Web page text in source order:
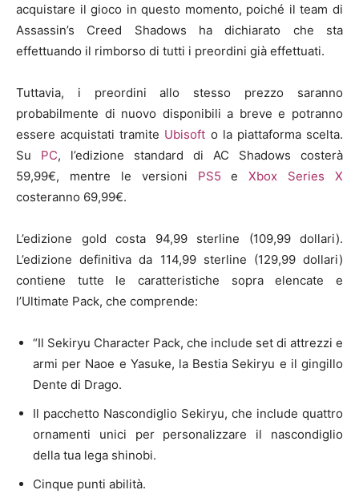
acquistare il gioco in questo momento, poiché il team di
Assassin’s Creed Shadows ha dichiarato che sta
effettuando il rimborso di tutti i preordini già effettuati.
Tuttavia, i preordini allo stesso prezzo saranno
probabilmente di nuovo disponibili a breve e potranno
essere acquistati tramite Ubisoft o la piattaforma scelta.
Su PC, l’edizione standard di AC Shadows costerà
59,99€, mentre le versioni PS5 eXbox Series X
costeranno 69,99€.
L’edizione gold costa 94,99 sterline (109,99 dollari).
L’edizione definitiva da 114,99 sterline (129,99 dollari)
contiene tutte le caratteristiche sopra elencate e
l’Ultimate Pack, che comprende:
“Il Sekiryu Character Pack, che include set di attrezzi e
armi per Naoe e Yasuke, la Bestia Sekiryu e il gingillo
Dente di Drago.
Il pacchetto Nascondiglio Sekiryu, che include quattro
ornamenti unici per personalizzare il nascondiglio
della tua lega shinobi.
Cinque punti abilità.